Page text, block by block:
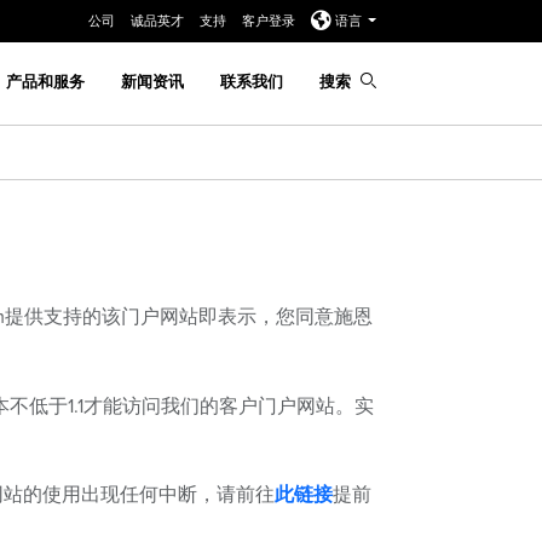
公司 诚品英才 支持 客户登录 语言
产品和服务 新闻资讯 联系我们 搜索
供支持的该门户网站即表示，您同意施恩
低于1.1才能访问我们的客户门户网站。实
的使用出现任何中断，请前往此链接提前